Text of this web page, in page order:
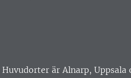
är Alnarp, Uppsala